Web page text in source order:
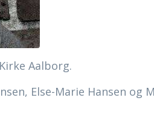
Aalborg.
Else-Marie Hansen og